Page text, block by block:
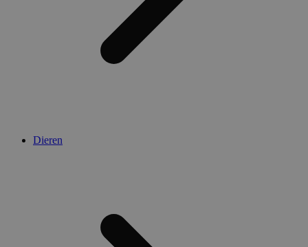
Dieren